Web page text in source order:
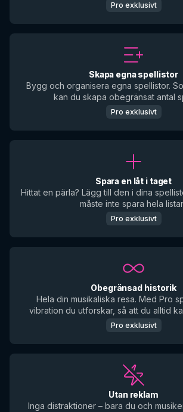
Pro exklusivt
Skapa egna spellistor
Bygg och organisera egna spellistor.
kan du skapa obegränsat antal
Pro exklusivt
Spara en låt i taget
Hittat en pärla? Lägg till den i dina
måste inte spara hela
Pro exklusivt
Obegränsad historik
Hela din musikaliska resa. Med Pro
vibration du utforskar, så att du alltid
Pro exklusivt
Utan reklam
Inga distraktioner – bara du och